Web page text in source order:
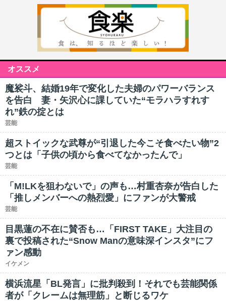
オススメ
魔裟斗、結婚19年で変化した夫婦のパワーバランス
を告白 妻・矢沢心に課していた“モラハラすれす
れ”鉄の掟とは
芸能
超ストイックな武尊が“引退した今こそ食べたい物”2
つとは「子供の頃から食べてなかったんで」
芸能
「M!LKを狙わないで」の声も…村重杏奈が告白した
「推しメンバーへの熱烈愛」にファンが大警戒
芸能
目黒蓮の不在に賛否も…「FIRST TAKE」大注目の
裏で投稿された“Snow Manの意味深インスタ”にフ
ァン感動
イケメン
横浜流星「BL発言」に批判殺到！それでも芸能関係
者が「クレームは無理筋」と断じるワケ